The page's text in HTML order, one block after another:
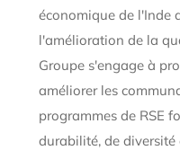
économique de l'Inde
l'amélioration de la
Groupe s'engage à
améliorer les
programmes de RSE
durabilité, de diversité